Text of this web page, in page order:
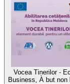
Vocea Tinerilor -
Business, À but non